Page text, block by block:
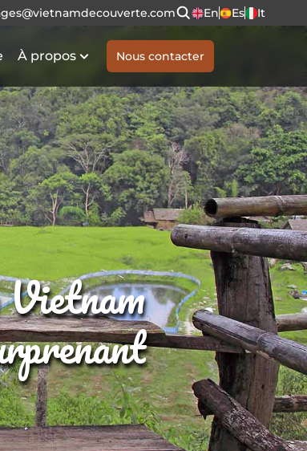
En Es It
À propos Nous contacter